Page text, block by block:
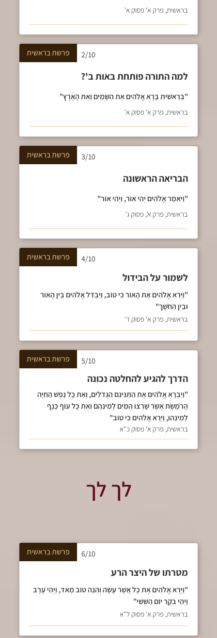
בראשית, פרק א' פסוק א'
2/10 פרשתבראשית
למה התורה פותחת באות ב'?
"בְּרֵאשִׁית בָּרָא אֱלֹהִים אֵת הַשָּׁמַיִם וְאֵת הָאָרֶץ"
בראשית, פרק א' פסוק א'
3/10 פרשתבראשית
הבריאה הראשונה
"וַיֹּאמֶר אֱלֹהִים יְהִי אוֹר, וַיְהִי אוֹר"
בראשית, פרק א', פסוק ג'
4/10 פרשתבראשית
לשמור על הבידול
"וַיַּרְא אֱלֹהִים אֶת הָאוֹר כִּי טוֹב, וַיַּבְדֵּל אֱלֹהִים בֵּין הָאוֹר
וּבֵין הַחֹשֶׁךְ"
בראשית, פרק א' פסוק ד'
5/10 פרשתבראשית
הדרך להגיע להחלטה נכונה
"וַיִּבְרָא אֱלֹהִים אֶת הַתַּנִּינִם הַגְּדֹלִים, וְאֵת כָּל נֶפֶשׁ הַחַיָּה
הָרֹמֶשֶׂת אֲשֶׁר שָׁרְצוּ הַמַּיִם לְמִינֵהֶם וְאֵת כָּל עוֹף כָּנָף
לְמִינֵהוּ, וַיַּרְא אֱלֹהִים כִּי טוֹב"
בראשית, פרק א' פסוק כ"א
לך לך
6/10 פרשתבראשית
מטרתו של היצר הרע
"וַיַּרְא אֱלֹהִים אֶת כָּל אֲשֶׁר עָשָׂה וְהִנֵּה טוֹב מְאֹד, וַיְהִי עֶרֶב
וַיְהִי בֹקֶר יוֹם הַשִּׁשִּׁי"
בראשית, פרק א' פסוק ל"א